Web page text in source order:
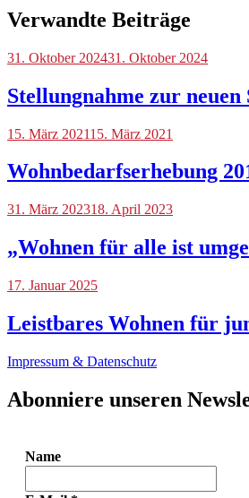
Verwandte Beiträge
Blog
31. Oktober 202431. Oktober 2024
Stellungnahme zur
Blog,
der
Wohnungsnot
15. März 202115. März 2021
Wohnbedarfserhebung
Blog,
der
Wohnungsnot,
31. März 202318. April 2023
„Wohnen für alle ist
Blog
17. Januar 2025
Leistbares Wohnen für
Impressum & Datenschutz
Abonniere unseren
Name